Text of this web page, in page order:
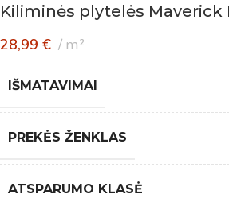
Kiliminės plytelės Maverick
28,99 € m²
IŠMATAVIMAI
PREKĖS ŽENKLAS
ATSPARUMO KLASĖ